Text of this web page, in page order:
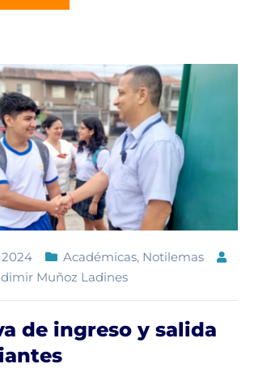
Académicas, Notilemas
Muñoz Ladines
de ingreso y salida